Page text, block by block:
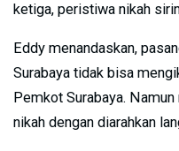
ketiga, peristiwa nikah
Eddy menandaskan,
Surabaya tidak bisa
Pemkot Surabaya.
nikah dengan diarahkan